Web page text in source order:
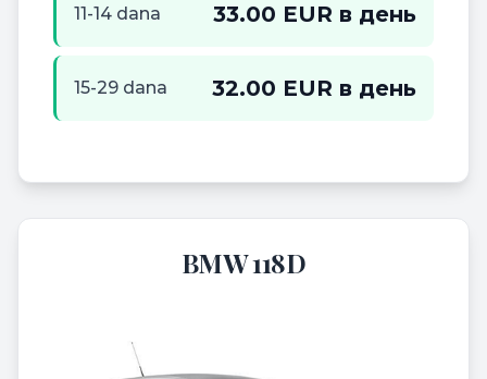
11-14 dana 33.00 EUR в день
15-29 dana 32.00 EUR в день
BMW 118D